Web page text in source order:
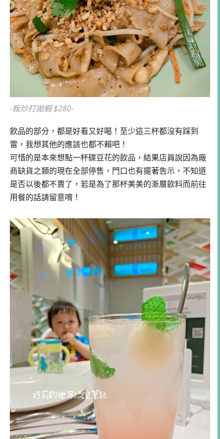
-粄炒打拋蝦 $280-
飲品的部分，都是好看又好喝！至少這三杯都沒有踩到
雷，我想其他的應該也都不賴吧！
可惜的是本來想點一杯碟豆花的飲品，結果店員說因為廠
商缺貨之類的現在全部停售，門口也有擺著吿示，不知道
是否以後都不賣了，若是為了那杯美美的漸層飲料而前往
用餐的話請留意唷！